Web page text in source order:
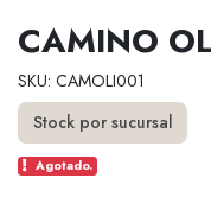
CAMINO
SKU: CAMOLI001
Stock por sucursal
Agotado.